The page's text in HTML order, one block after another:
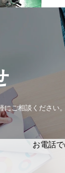
にご相談ください。
お電話